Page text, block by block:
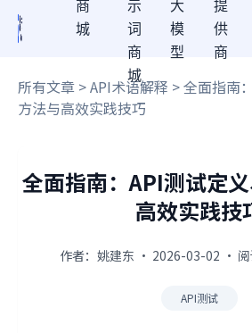
商
城
示
词
商
城
大
模
型
提
供
商
所有文章 >API术语解释 > 全面指南
方法与高效实践技巧
全面指南：API测试定
高效实践技
作者：姚建东 · 2026-03-02 · 阅
API测试